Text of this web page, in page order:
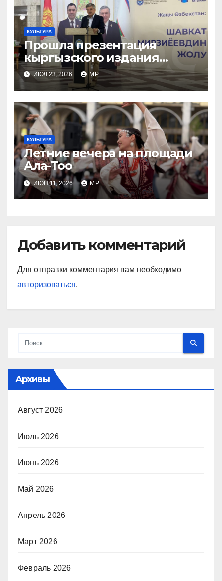
КУЛЬТУРА
Прошла презентация
кыргызского издания
книги «Новый Узбекистан:
путь Шавката Мирзиеева»
ИЮЛ 23, 2026 MP
КУЛЬТУРА
Летние вечера на площади
Ала-Тоо
ИЮН 11, 2026 MP
Добавить комментарий
Для отправки комментария вам необходимо
авторизоваться.
Архивы
Август 2026
Июль 2026
Июнь 2026
Май 2026
Апрель 2026
Март 2026
Февраль 2026